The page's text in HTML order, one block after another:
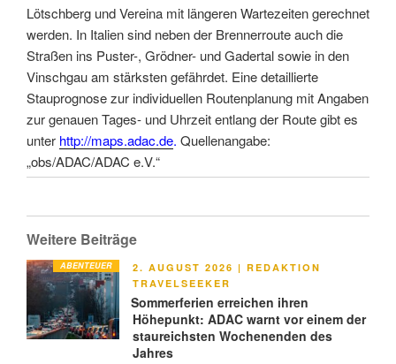
Lötschberg und Vereina mit längeren Wartezeiten gerechnet
werden. In Italien sind neben der Brennerroute auch die
Straßen ins Puster-, Grödner- und Gadertal sowie in den
Vinschgau am stärksten gefährdet. Eine detaillierte
Stauprognose zur individuellen Routenplanung mit Angaben
zur genauen Tages- und Uhrzeit entlang der Route gibt es
unter http://maps.adac.de. Quellenangabe:
„obs/ADAC/ADAC e.V.“
Weitere Beiträge
ABENTEUER
VERÖFFENTLICHT
AM
2. AUGUST 2026 | REDAKTION
TRAVELSEEKER
Sommerferien erreichen ihren
Höhepunkt: ADAC warnt vor einem der
staureichsten Wochenenden des
Jahres